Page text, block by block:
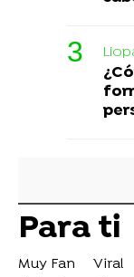
Para ti
Muy Fan Viral